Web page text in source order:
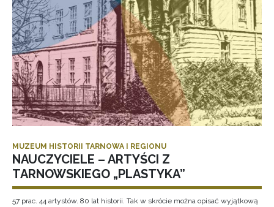
MUZEUM HISTORII TARNOWA I REGIONU
NAUCZYCIELE – ARTYŚCI Z
TARNOWSKIEGO „PLASTYKA”
57 prac. 44 artystów. 80 lat historii. Tak w skrócie można opisać wyjątkową